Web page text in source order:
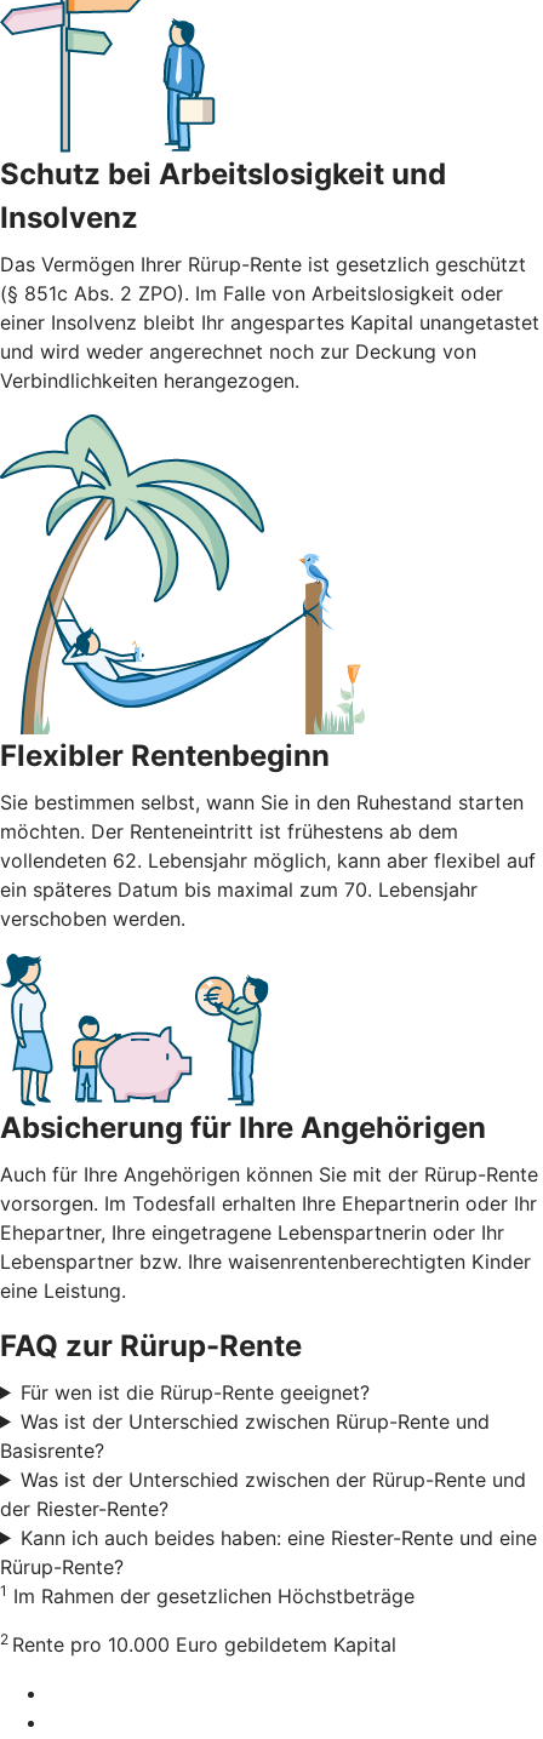
Schutz bei Arbeitslosigkeit und
Insolvenz
Das Vermögen Ihrer Rürup-Rente ist gesetzlich geschützt
(§ 851c Abs. 2 ZPO). Im Falle von Arbeitslosigkeit oder
einer Insolvenz bleibt Ihr angespartes Kapital unangetastet
und wird weder angerechnet noch zur Deckung von
Verbindlichkeiten herangezogen.
Flexibler Rentenbeginn
Sie bestimmen selbst, wann Sie in den Ruhestand starten
möchten. Der Renteneintritt ist frühestens ab dem
vollendeten 62. Lebensjahr möglich, kann aber flexibel auf
ein späteres Datum bis maximal zum 70. Lebensjahr
verschoben werden.
Absicherung für Ihre Angehörigen
Auch für Ihre Angehörigen können Sie mit der Rürup-Rente
vorsorgen. Im Todesfall erhalten Ihre Ehepartnerin oder Ihr
Ehepartner, Ihre eingetragene Lebenspartnerin oder Ihr
Lebenspartner bzw. Ihre waisenrentenberechtigten Kinder
eine Leistung.
FAQ zur Rürup-Rente
Für wen ist die Rürup-Rente geeignet?
Was ist der Unterschied zwischen Rürup-Rente und
Basisrente?
Was ist der Unterschied zwischen der Rürup-Rente und
der Riester-Rente?
Kann ich auch beides haben: eine Riester-Rente und eine
Rürup-Rente?
1 Im Rahmen der gesetzlichen Höchstbeträge
2 Rente pro 10.000 Euro gebildetem Kapital